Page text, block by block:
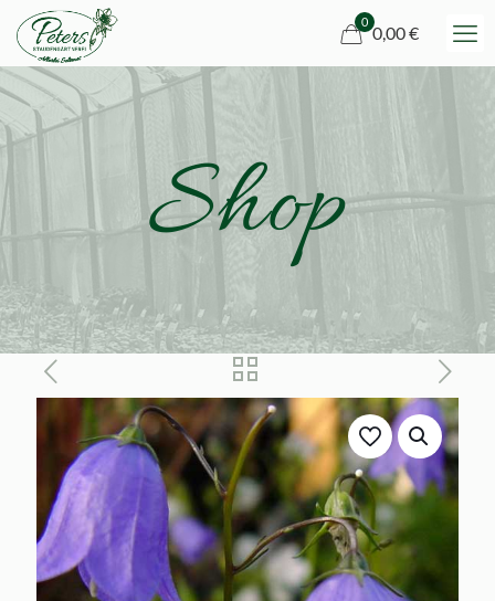
0
0,00 €
Shop